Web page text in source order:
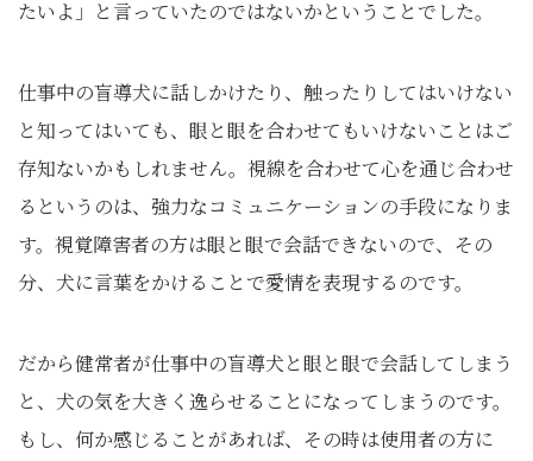
たいよ」と言っていたのではないかということでした。
仕事中の盲導犬に話しかけたり、触ったりしてはいけない
と知ってはいても、眼と眼を合わせてもいけないことはご
存知ないかもしれません。視線を合わせて心を通じ合わせ
るというのは、強力なコミュニケーションの手段になりま
す。視覚障害者の方は眼と眼で会話できないので、その
分、犬に言葉をかけることで愛情を表現するのです。
だから健常者が仕事中の盲導犬と眼と眼で会話してしまう
と、犬の気を大きく逸らせることになってしまうのです。
もし、何か感じることがあれば、その時は使用者の方に